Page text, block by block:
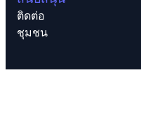
ติดต่อ
ชุมชน